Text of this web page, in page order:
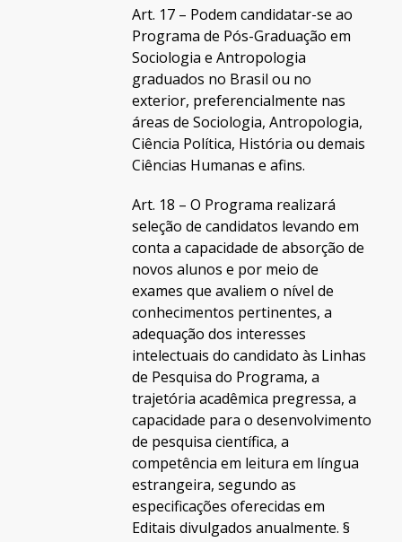
Art. 17 – Podem candidatar-se ao
Programa de Pós-Graduação em
Sociologia e Antropologia
graduados no Brasil ou no
exterior, preferencialmente nas
áreas de Sociologia, Antropologia,
Ciência Política, História ou demais
Ciências Humanas e afins.
Art. 18 – O Programa realizará
seleção de candidatos levando em
conta a capacidade de absorção de
novos alunos e por meio de
exames que avaliem o nível de
conhecimentos pertinentes, a
adequação dos interesses
intelectuais do candidato às Linhas
de Pesquisa do Programa, a
trajetória acadêmica pregressa, a
capacidade para o desenvolvimento
de pesquisa científica, a
competência em leitura em língua
estrangeira, segundo as
especificações oferecidas em
Editais divulgados anualmente. §